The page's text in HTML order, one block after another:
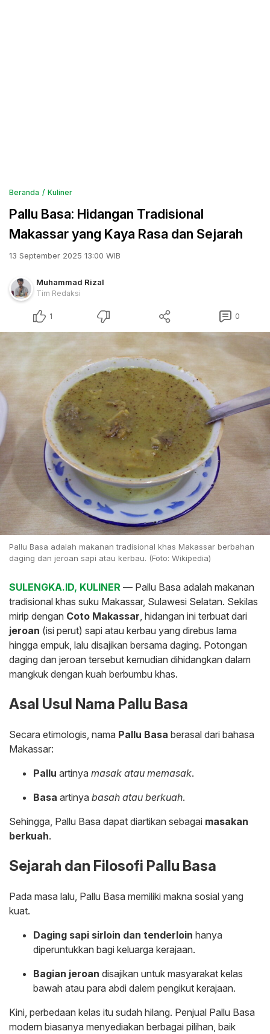
Beranda Kuliner
Pallu Basa: Hidangan Tradisional
Makassar yang Kaya Rasa dan Sejarah
13 September 2025 13:00 WIB
Muhammad Rizal
Tim Redaksi
1 0
Pallu Basa adalah makanan tradisional khas Makassar berbahan
daging dan jeroan sapi atau kerbau. (Foto: Wikipedia)
SULENGKA.ID, KULINER — Pallu Basa adalah makanan
tradisional khas suku Makassar, Sulawesi Selatan. Sekilas
mirip dengan Coto Makassar, hidangan ini terbuat dari
jeroan (isi perut) sapi atau kerbau yang direbus lama
hingga empuk, lalu disajikan bersama daging. Potongan
daging dan jeroan tersebut kemudian dihidangkan dalam
mangkuk dengan kuah berbumbu khas.
Asal Usul Nama Pallu Basa
Secara etimologis, nama Pallu Basa berasal dari bahasa
Makassar:
Pallu artinya masak atau memasak.
Basa artinya basah atau berkuah.
Sehingga, Pallu Basa dapat diartikan sebagai masakan
berkuah.
Sejarah dan Filosofi Pallu Basa
Pada masa lalu, Pallu Basa memiliki makna sosial yang
kuat.
Daging sapi sirloin dan tenderloin hanya
diperuntukkan bagi keluarga kerajaan.
Bagian jeroan disajikan untuk masyarakat kelas
bawah atau para abdi dalem pengikut kerajaan.
Kini, perbedaan kelas itu sudah hilang. Penjual Pallu Basa
modern biasanya menyediakan berbagai pilihan, baik